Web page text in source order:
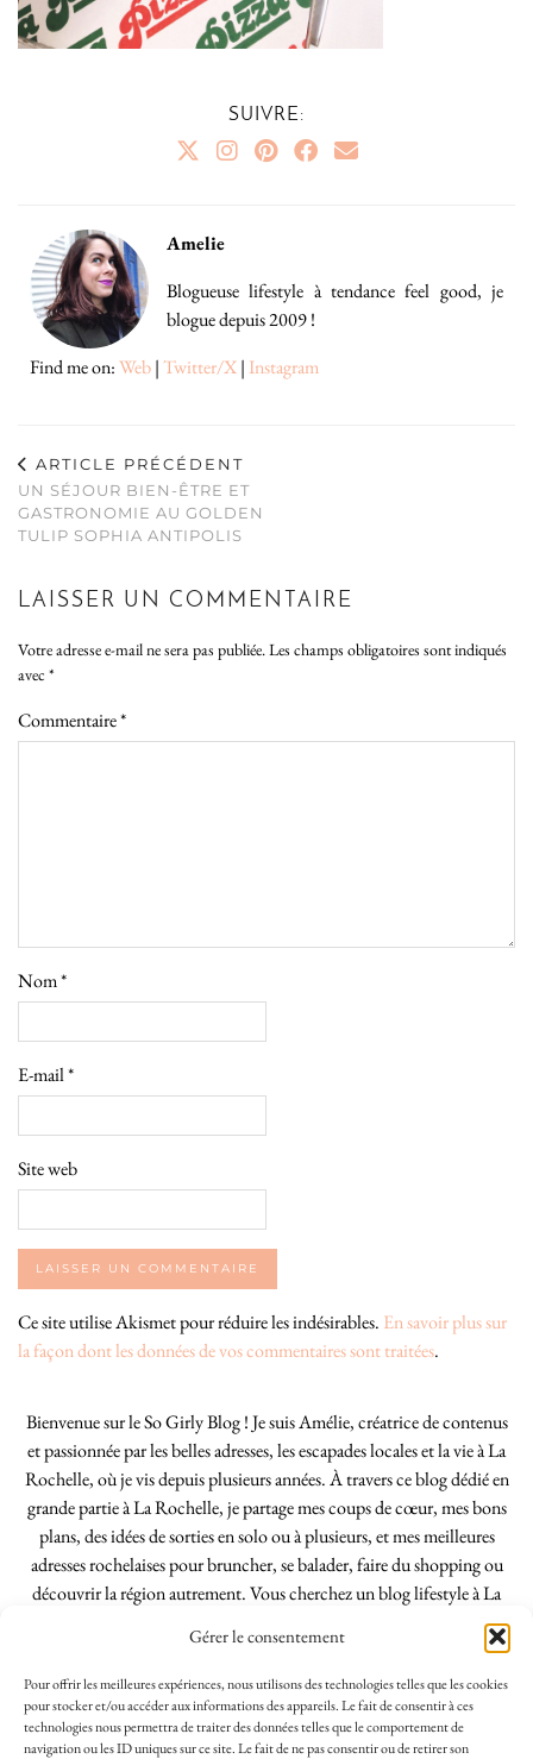
Gérer le consentement
Pour offrir les meilleures expériences, nous utilisons des technologies telles que les cookies
pour stocker et/ou accéder aux informations des appareils. Le fait de consentir à ces
technologies nous permettra de traiter des données telles que le comportement de
navigation ou les ID uniques sur ce site. Le fait de ne pas consentir ou de retirer son
SUIVRE:
Amelie
Blogueuse lifestyle à tendance feel good, je
blogue depuis 2009 !
Find me on:Web|Twitter/X| Instagram
ARTICLE PRÉCÉDENT
UN SÉJOUR BIEN-ÊTRE ET
GASTRONOMIE AU GOLDEN
TULIP SOPHIA ANTIPOLIS
LAISSER UN COMMENTAIRE
Votre adresse e-mail ne sera pas publiée.Les champs obligatoires sont indiqués
avec *
Commentaire*
Nom*
E-mail*
Site web
Ce site utilise Akismet pour réduire les indésirables. En savoir plus sur
la façon dont les données de vos commentaires sont traitées.
Bienvenue sur le So Girly Blog ! Je suis Amélie, créatrice de contenus
et passionnée par les belles adresses, les escapades locales et la vie à La
Rochelle, où je vis depuis plusieurs années. À travers ce blog dédié en
grande partie à La Rochelle, je partage mes coups de cœur, mes bons
plans, des idées de sorties en solo ou à plusieurs, et mes meilleures
adresses rochelaises pour bruncher, se balader, faire du shopping ou
découvrir la région autrement. Vous cherchez un blog lifestyle à La
Rochelle, tenu par une locale ? Vous êtes au bon endroit. Que vous
soyez Rochelais·e ou de passage dans notre belle ville, j’espère que mes
articles vous aideront à profiter de La Rochelle comme un·e vrai·e
initié·e. !